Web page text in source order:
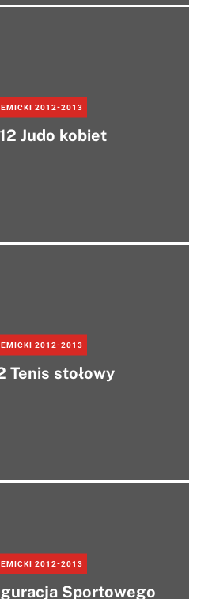
2012-2013
Judo kobiet
2012-2013
Tenis stołowy
2012-2013
Sportowego